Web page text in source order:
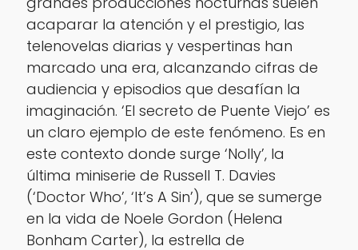
acaparar la atención y el prestigio, las
telenovelas diarias y vespertinas han
marcado una era, alcanzando cifras de
audiencia y episodios que desafían la
imaginación. ‘El secreto de Puente Viejo’ es
un claro ejemplo de este fenómeno. Es en
este contexto donde surge ‘Nolly’, la
última miniserie de Russell T. Davies
(‘Doctor Who’, ‘It’s A Sin’), que se sumerge
en la vida de Noele Gordon (Helena
Bonham Carter), la estrella de